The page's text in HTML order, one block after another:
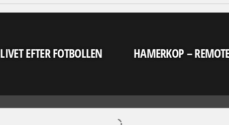
LIVET EFTER FOTBOLLEN HAMERKOP –